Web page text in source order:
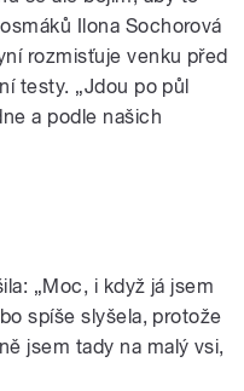
Ilona Sochorová
rozmisťuje venku před
testy. „Jdou po půl
a podle našich
„Moc, i když já jsem
spíše slyšela, protože
jsem tady na malý vsi,